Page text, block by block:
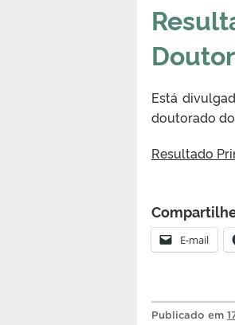
Está
doutorado
Resultado
E-mail
Publicado em